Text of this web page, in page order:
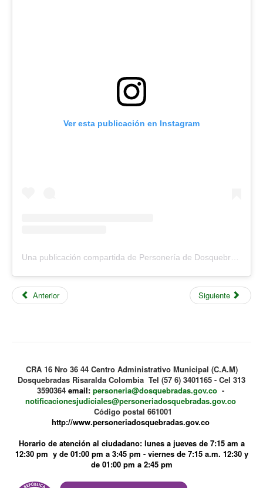
Ver esta publicación en Instagram
Anterior Siguiente
CRA 16 Nro 36 44 Centro Administrativo Municipal (C.A.M)
Dosquebradas Risaralda Colombia Tel (57 6) 3401165 - Cel 313
3590364 email: personeria@dosquebradas.gov.co-
notificacionesjudiciales@personeriadosquebradas.gov.co
Código postal 661001
http://www.personeriadosquebradas.gov.co
Horario de atención al ciudadano: lunes a jueves de 7:15 am a
12:30 pm y de 01:00 pm a 3:45 pm - viernes de 7:15 a.m. 12:30 y
de 01:00 pm a 2:45 pm